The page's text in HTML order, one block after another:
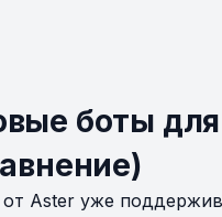
боты
Aster уже